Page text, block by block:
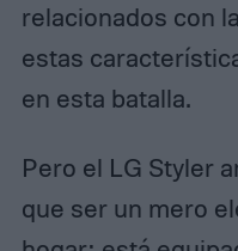
relacionados con
estas
en esta batalla.
Pero el LG Styler
que ser un mero